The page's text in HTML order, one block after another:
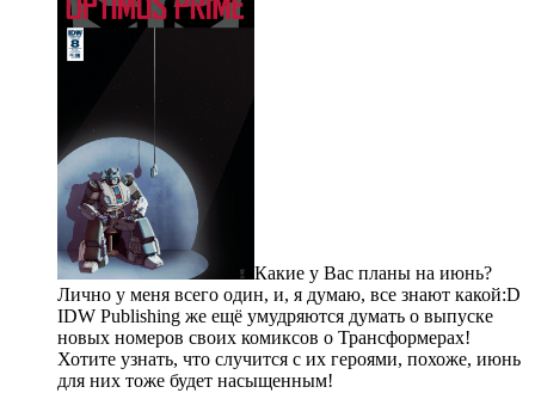
Какие у Вас планы на июнь?
Лично у меня всего один, и, я думаю, все знают какой:D
IDW Publishing же ещё умудряются думать о выпуске
новых номеров своих комиксов о Трансформерах!
Хотите узнать, что случится с их героями, похоже, июнь
для них тоже будет насыщенным!